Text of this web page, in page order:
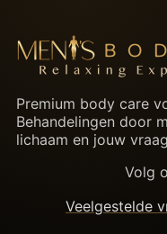
Premium body care
Behandelingen door
lichaam en jouw
Volg
Veelgestelde